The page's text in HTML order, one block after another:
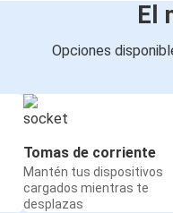
El
Opciones
Tomas de corriente
Mantén tus dispositivos
cargados mientras te
desplazas